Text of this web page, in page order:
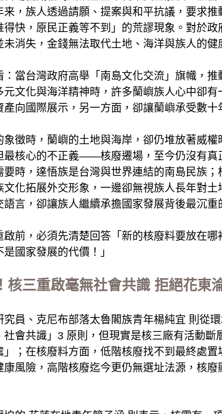
，族人透過請願、提案與和平抗議，要求
快，原民正義等不到」的荒謬現象。對於
消失，金錢無法取代土地、海洋與族人的健
當台灣政府高舉「南島文化交流」旗幟，
文化與海洋精神時，許多蘭嶼族人心中卻
向國際展示，另一方面，卻讓蘭嶼承受數十
象徵時，蘭嶼的土地與海岸，卻仍堆放著威
最核心的不正義——核廢遷場，至今仍沒有真
時，達悟族是台灣與世界連結的南島民族
文化拓展外交形象，一邊卻無視族人長年對
言，卻讓族人繼續承擔國家發展背後最沉重
前，必須先清楚回答「新的核廢料要放在
國家發展的代價！」
核三重啟毫無社會共識 拒絕花東
員、克尼布部落太魯閣族青年楊純宜 則從
會共識」3 原則，但現實是核三廠有活動
」；在核廢料方面，低階核廢找不到最終處
風險，高階核廢迄今更仍無選址法源，核